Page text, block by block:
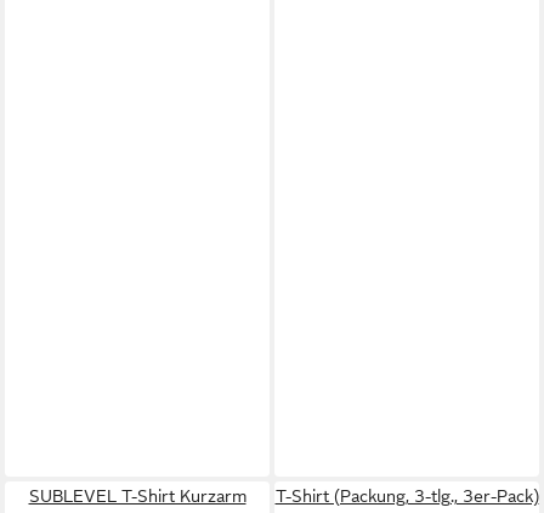
SUBLEVEL T-Shirt Kurzarm
T-Shirt (Packung, 3-tlg., 3er-Pack)